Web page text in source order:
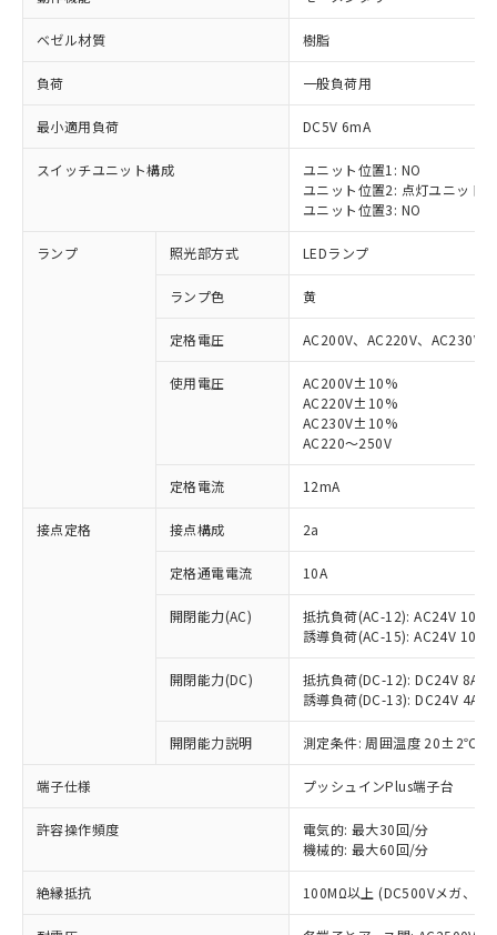
ベゼル材質 樹脂
負荷 一般負荷用
最小適用負荷 DC5V 6mA
スイッチユニット構成
ユニット位置1: NO
ユニット位置2: 点灯ユニット
ユニット位置3: NO
ランプ 照光部方式 LEDランプ
ランプ色 黄
定格電圧 AC200V、AC220V、AC230V
使用電圧
AC200V±10%
AC220V±10%
AC230V±10%
AC220～250V
定格電流 12mA
接点定格 接点構成 2a
定格通電電流 10A
開閉能力(AC)
抵抗負荷(AC-12): AC24V 10A/
誘導負荷(AC-15): AC24V
開閉能力(DC)
抵抗負荷(DC-12): DC24V 8A/
誘導負荷(DC-13): DC24V 4A/
開閉能力説明 測定条件: 周囲温度 20±2℃、
端子仕様 プッシュインPlus端子台
許容操作頻度
電気的: 最大30回/分
機械的: 最大60回/分
絶縁抵抗 100MΩ以上 (DC500Vメガ、点
以下の条件をお読みいただき、同意のうえ
本サービスは、当社制御機器事業取扱
商品の当社在庫状況および標準価格
(税抜)を提供させていただくもので
本サービスの対象外となる商品もある
ことをご了承ください。
在庫状況および標準価格照会結果は、
記載している更新日時点での社内デー
タに基づき作成されるものであり、閲
覧された時点での実際の在庫および標
対応済み：EU RoHS指令（10物質）の
非含有に対応した製品が提供可能な商品で
対応予定：EU RoHS指令（10物質）の非含
有に対応した製品に切り替える予定のある
対応予定なし：EU RoHS指令（10物質）の
非含有に非対応の商品で、対応品を出す予
調査・確認中：EU RoHS指令（10物質）の
非含有の対応状況を調査中または確認中の
非該当品：ライセンス料など無形物で、有
害物質有無と関係のない商品です。
仕入先様の事情により、非含有部品として
いたものが、含有品と判明した場合などや
むを得ず変更することがあります。
鉛(Pb) 1000ppm以下、 水銀(Hg) 1000ppm以下、 カド
六価クロム(Cr(Ⅵ)) 1000ppm以下、ポリ臭化ビフェニル
※1 中国RoHS○×表
「○」：最大均質材料含有率が中国RoHSの
基準値以下であることを示します。
「×」：最大均質材料含有率が中国RoHSの
基準値を超えていることを示します。
「－」：未確認です。当社販売部門へお問
*中国RoHS10物質の基準値 (GB/T26572)：
Pb(鉛) :1000ppm、 Hg(水銀) : 1000ppm、 Cd(カドミウ
当社は、これら貴社製品のうち、外国
為替および外国貿易法に定める商品
（以下｢規制貨物等」という）を輸出
または国外への提供する場合は、日本
国政府の輸出許可(または役務取引許
可)を取得するなどの必要な手続きを